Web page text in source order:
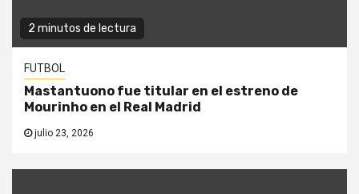
2 minutos de lectura
FUTBOL
Mastantuono fue titular en el estreno de
Mourinho en el Real Madrid
julio 23, 2026